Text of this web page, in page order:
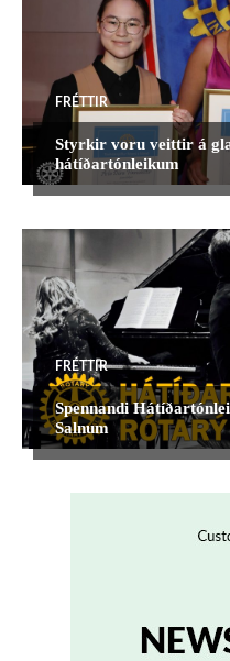
FRÉTTIR
Styrkir voru veittir á
hátíðartónleikum
FRÉTTIR
Spennandi
Salnum